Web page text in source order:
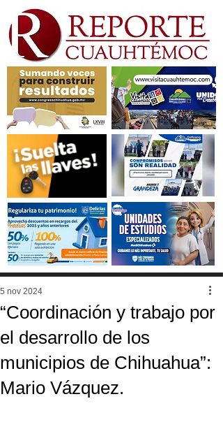
“Coordinación y trabajo por
el desarrollo de los
municipios de Chihuahua”:
Mario Vázquez.
5 nov 2024